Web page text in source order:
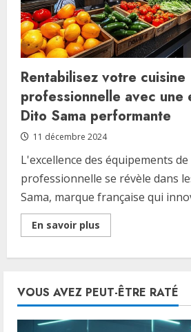
Rentabilisez votre cuisine
professionnelle avec une
Dito Sama performante
11 décembre 2024
L'excellence des équipements
professionnelle se révèle dans
Sama, marque française qui
En savoir plus
more
professionnelle
avec
eplucheuse
Dito
VOUS AVEZ PEUT-ÊTRE RATÉ